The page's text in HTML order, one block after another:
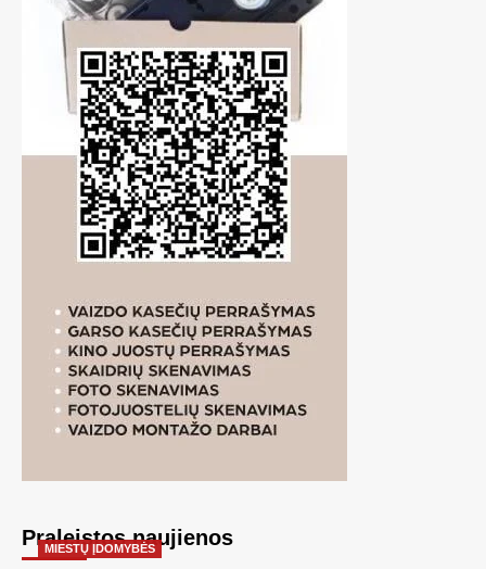
Praleistos naujienos
MIESTŲ ĮDOMYBĖS